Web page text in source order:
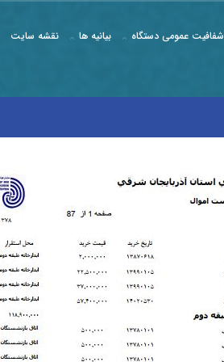
شفافیت عمومی دستگاه بیانیه ها نقشه سایت